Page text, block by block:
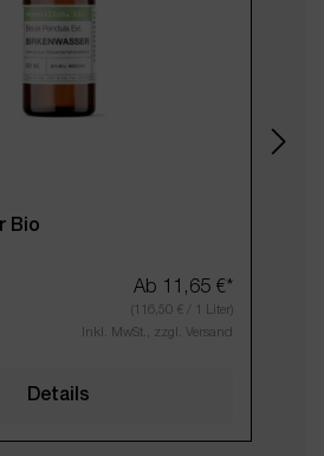
Bio
Ab 11,65 €*
(116,50 € / 1 Liter)
Inkl. MwSt., zzgl. Versand
Details